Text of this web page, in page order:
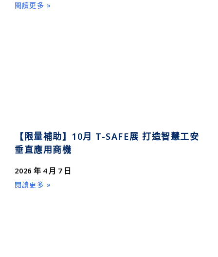
閱讀更多 »
【限量補助】10月 T-SAFE展 打造智慧工安
垂直應用商機
2026 年 4 月 7 日
閱讀更多 »